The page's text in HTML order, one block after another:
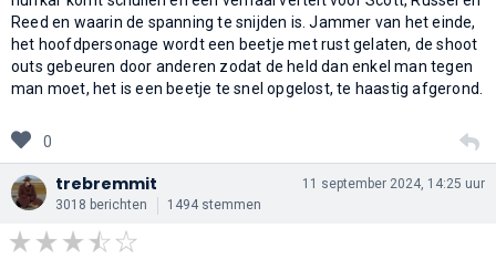
Reed en waarin de spanning te snijden is. Jammer van het einde,
het hoofdpersonage wordt een beetje met rust gelaten, de shoot
outs gebeuren door anderen zodat de held dan enkel man tegen
man moet, het is een beetje te snel opgelost, te haastig afgerond.
0
trebremmit
3018 berichten 1494 stemmen
11 september 2024, 14:25 uur